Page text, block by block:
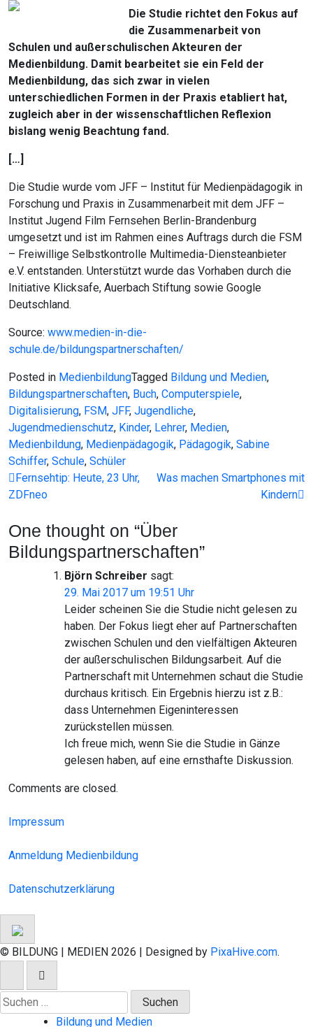
Die Studie richtet den Fokus auf
die Zusammenarbeit von
Schulen und außerschulischen Akteuren der
Medienbildung. Damit bearbeitet sie ein Feld der
Medienbildung, das sich zwar in vielen
unterschiedlichen Formen in der Praxis etabliert hat,
zugleich aber in der wissenschaftlichen Reflexion
bislang wenig Beachtung fand.
[…]
Die Studie wurde vom JFF – Institut für Medienpädagogik in
Forschung und Praxis in Zusammenarbeit mit dem JFF –
Institut Jugend Film Fernsehen Berlin-Brandenburg
umgesetzt und ist im Rahmen eines Auftrags durch die FSM
– Freiwillige Selbstkontrolle Multimedia-Diensteanbieter
e.V. entstanden. Unterstützt wurde das Vorhaben durch die
Initiative Klicksafe, Auerbach Stiftung sowie Google
Deutschland.
Source: www.medien-in-die-
schule.de/bildungspartnerschaften/
Posted in MedienbildungTagged Bildung und Medien,
Bildungspartnerschaften, Buch, Computerspiele,
Digitalisierung, FSM, JFF, Jugendliche,
Jugendmedienschutz, Kinder, Lehrer, Medien,
Medienbildung, Medienpädagogik, Pädagogik, Sabine
Schiffer, Schule, Schüler
Beitragsnavigation
Fernsehtip: Heute, 23 Uhr,
ZDFneo
Was machen Smartphones mit
Kindern
One thought on “Über
Bildungspartnerschaften”
Björn Schreiber sagt:
29. Mai 2017 um 19:51 Uhr
Leider scheinen Sie die Studie nicht gelesen zu
haben. Der Fokus liegt eher auf Partnerschaften
zwischen Schulen und den vielfältigen Akteuren
der außerschulischen Bildungsarbeit. Auf die
Partnerschaft mit Unternehmen schaut die Studie
durchaus kritisch. Ein Ergebnis hierzu ist z.B.:
dass Unternehmen Eigeninteressen
zurückstellen müssen.
Ich freue mich, wenn Sie die Studie in Gänze
gelesen haben, auf eine ernsthafte Diskussion.
Comments are closed.
Impressum
Anmeldung Medienbildung
Datenschutzerklärung
© BILDUNG | MEDIEN 2026 | Designed by PixaHive.com.
Suchen
nach:
Bildung und Medien